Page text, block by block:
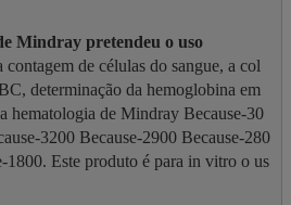
O reagente de 3 partes de Mindray pretendeu o uso
contagem de células do sangue, a col
determinação da hemoglobina em
hematologia de Mindray Because-30
3200 Because-2900 Because-280
1800. Este produto é para in vitro o us